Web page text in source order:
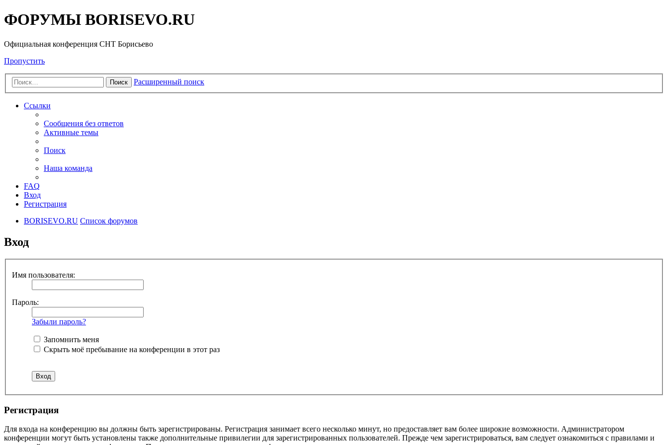
ФОРУМЫ BORISEVO.RU
Официальная конференция СНТ Борисьево
Пропустить
Поиск Расширенный поиск
Ссылки
Сообщения без ответов
Активные темы
Поиск
Наша команда
FAQ
Вход
Регистрация
BORISEVO.RU Список форумов
Вход
Имя пользователя:
Пароль:
Забыли пароль?
Запомнить меня
Скрыть моё пребывание на конференции в этот раз
Регистрация
Для входа на конференцию вы должны быть зарегистрированы. Регистрация занимает всего несколько минут, но предоставляет вам более широкие возможности. Администратором
конференции могут быть установлены также дополнительные привилегии для зарегистрированных пользователей. Прежде чем зарегистрироваться, вам следует ознакомиться с правилами и